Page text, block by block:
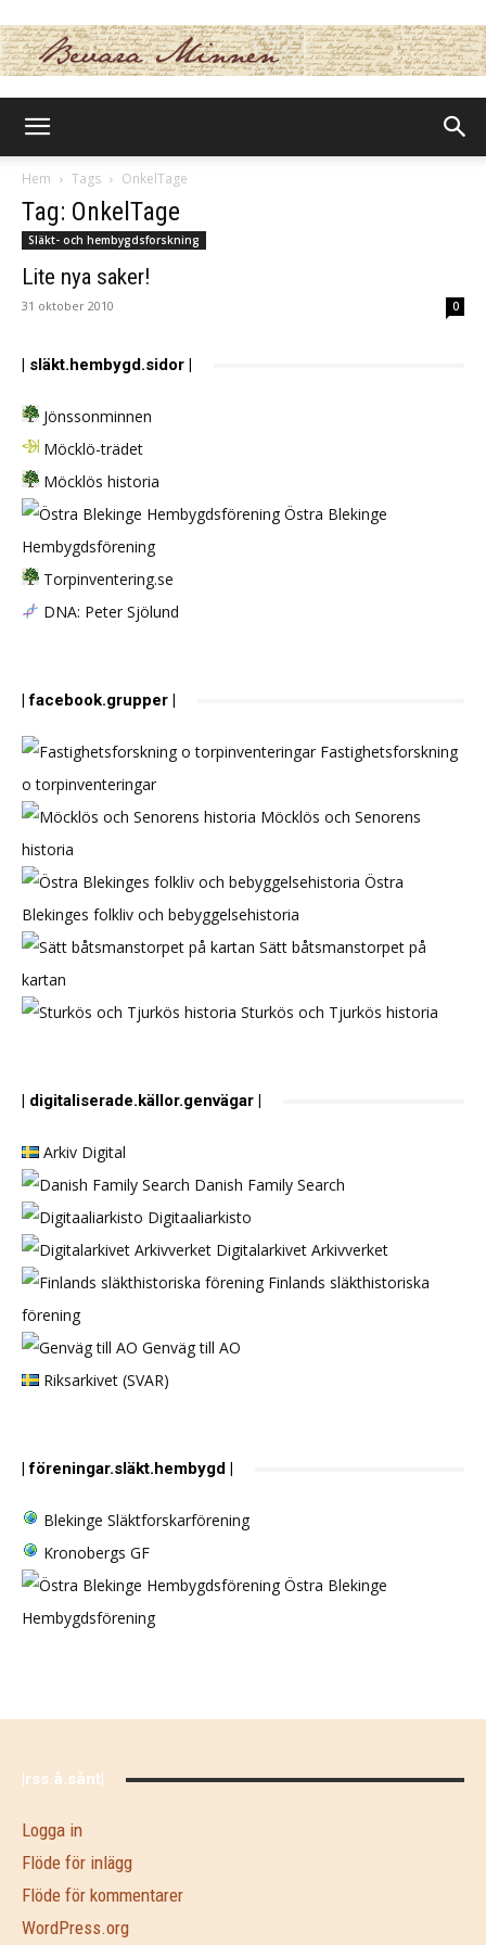
Hem Tags OnkelTage
Tag: OnkelTage
Släkt- och hembygdsforskning
Lite nya saker!
31 oktober 2010 0
| släkt.hembygd.sidor |
Jönssonminnen
Möcklö-trädet
Möcklös historia
Östra Blekinge
Hembygdsförening
Torpinventering.se
DNA: Peter Sjölund
| facebook.grupper |
Fastighetsforskning
o torpinventeringar
Möcklös och Senorens
historia
Östra
Blekinges folkliv och bebyggelsehistoria
Sätt båtsmanstorpet på
kartan
Sturkös och Tjurkös historia
| digitaliserade.källor.genvägar |
Arkiv Digital
Danish Family Search
Digitaaliarkisto
Digitalarkivet Arkivverket
Finlands släkthistoriska
förening
Genväg till AO
Riksarkivet (SVAR)
| föreningar.släkt.hembygd |
Blekinge Släktforskarförening
Kronobergs GF
Östra Blekinge
Hembygdsförening
|rss.å.sånt|
Logga in
Flöde för inlägg
Flöde för kommentarer
WordPress.org